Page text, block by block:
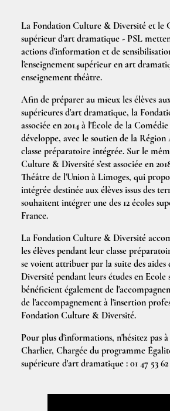
La Fondation Culture & Diversité et le
supérieur d'art dramatique - PSL
actions d'information et de
l'enseignement supérieur en art
enseignement théâtre.
Afin de préparer au mieux les élèves
supérieures d'art dramatique, la
associée en 2014 à l'École de la
développe, avec le soutien de la
classe préparatoire intégrée. Sur le
Culture & Diversité s’est associée en
Théâtre de l'Union à Limoges, qui
intégrée destinée aux élèves issus des
souhaitent intégrer une des 12 écoles
France.
La Fondation Culture & Diversité
les élèves pendant leur classe
se voient attribuer par la suite des
Diversité pendant leurs études en
bénéficient également de
de l'accompagnement à l'insertion
Fondation Culture & Diversité.
Pour plus d'informations, n'hésitez pas
Charlier, Chargée du programme
supérieure d'art dramatique : 01 47 53